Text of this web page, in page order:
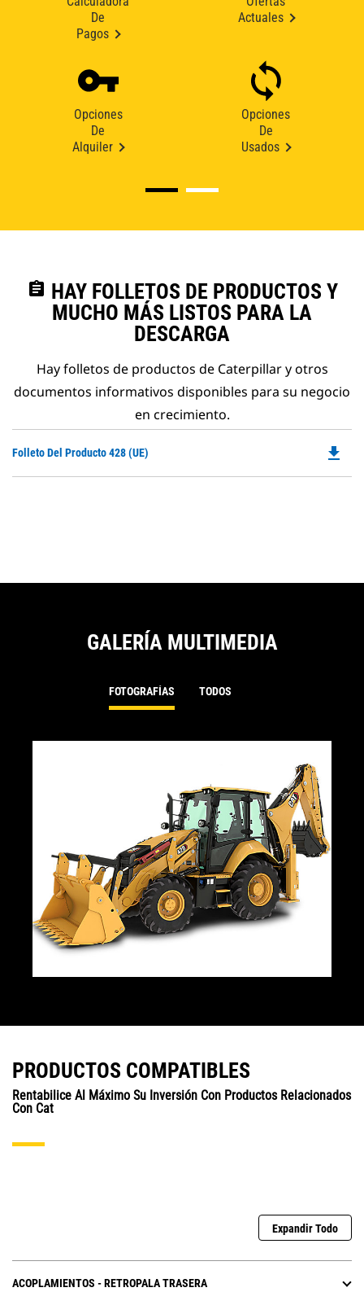
De
Pagos
Actuales
Opciones
De
Alquiler
Opciones
De
Usados
assignment HAY FOLLETOS DE PRODUCTOS Y
MUCHO MÁS LISTOS PARA LA
DESCARGA
Hay folletos de productos de Caterpillar y otros
documentos informativos disponibles para su negocio
en crecimiento.
Folleto Del Producto 428 (UE) file_download
GALERÍA MULTIMEDIA
FOTOGRAFÍAS TODOS
PRODUCTOS COMPATIBLES
Rentabilice Al Máximo Su Inversión Con Productos Relacionados
Con Cat
Expandir Todo
ACOPLAMIENTOS - RETROPALA TRASERA